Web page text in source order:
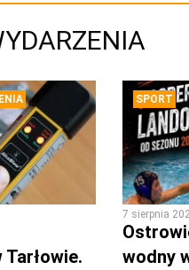
SPORT
7 sierpnia
wodny